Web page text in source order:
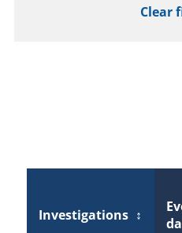
Clear
Investigations ↕